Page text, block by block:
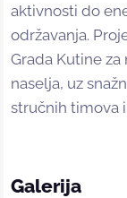
aktivnosti do
održavanja.
Grada Kutine
naselja, uz
stručnih timova
Galerija